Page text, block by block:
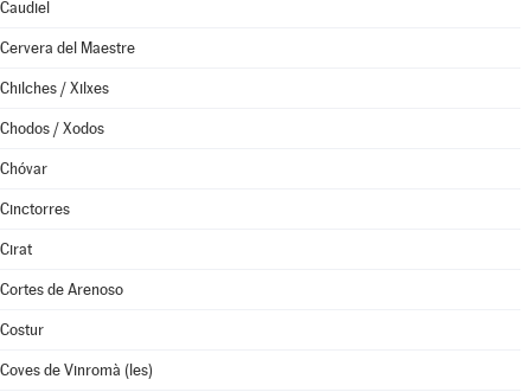
Caudiel
Cervera del Maestre
Chilches / Xilxes
Chodos / Xodos
Chóvar
Cinctorres
Cirat
Cortes de Arenoso
Costur
Coves de Vinromà (les)